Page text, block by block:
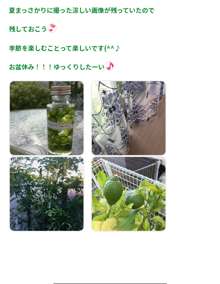
夏まっさかりに撮った涼しい画像が残っていたので
残しておこう
季節を楽しむことって楽しいです(^^♪
お盆休み！！！ゆっくりしたーい